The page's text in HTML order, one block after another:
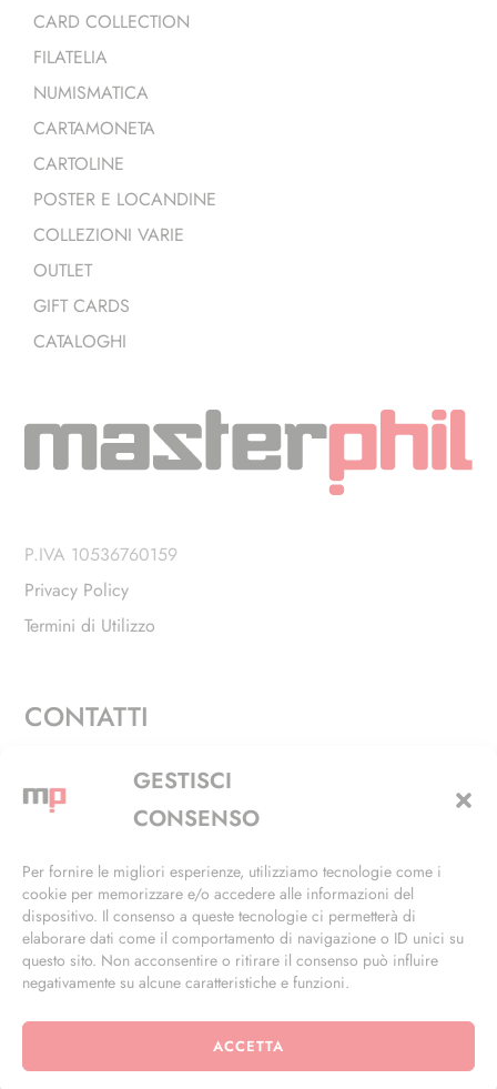
GESTISCI
CONSENSO
Per fornire le migliori esperienze, utilizziamo tecnologie come i
cookie per memorizzare e/o accedere alle informazioni del
dispositivo. Il consenso a queste tecnologie ci permetterà di
elaborare dati come il comportamento di navigazione o ID unici su
questo sito. Non acconsentire o ritirare il consenso può influire
negativamente su alcune caratteristiche e funzioni.
ACCETTA
CARD COLLECTION
FILATELIA
NUMISMATICA
CARTAMONETA
CARTOLINE
POSTER E LOCANDINE
COLLEZIONI VARIE
OUTLET
GIFT CARDS
CATALOGHI
P.IVA 10536760159
Privacy Policy
Termini di Utilizzo
CONTATTI
Via Alfieri, 27 - Trezzano Sul Naviglio (MI)
+39 02 4846 3155
info@masterphil.it